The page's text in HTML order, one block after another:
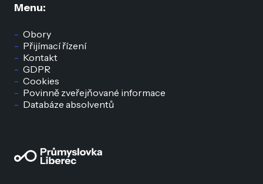
Menu:
Obory
Přijímací řízení
Kontakt
GDPR
Cookies
Povinně zveřejňované informace
Databáze absolventů